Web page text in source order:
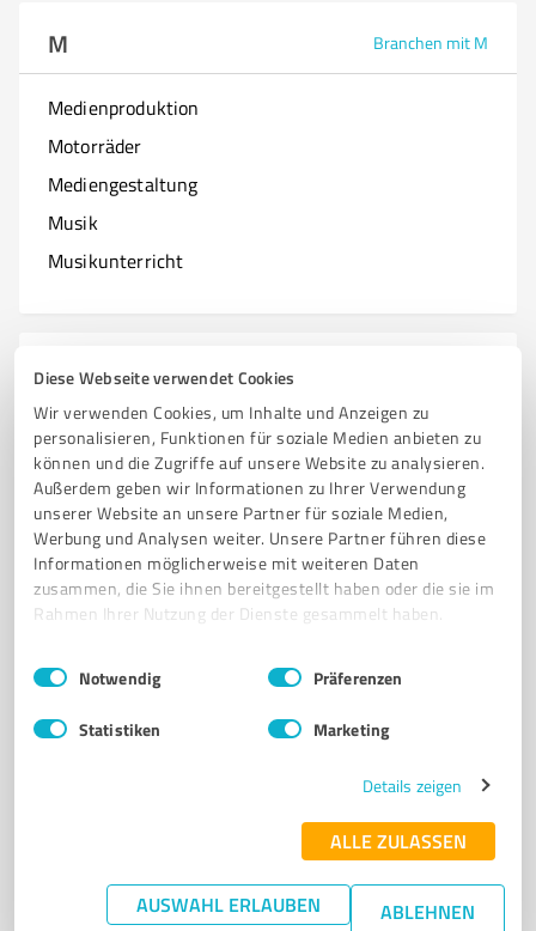
Diese Webseite verwendet Cookies
Wir verwenden Cookies, um Inhalte und Anzeigen zu
personalisieren, Funktionen für soziale Medien anbieten zu
können und die Zugriffe auf unsere Website zu analysieren.
Außerdem geben wir Informationen zu Ihrer Verwendung
unserer Website an unsere Partner für soziale Medien,
Werbung und Analysen weiter. Unsere Partner führen diese
Informationen möglicherweise mit weiteren Daten
zusammen, die Sie ihnen bereitgestellt haben oder die sie im
Rahmen Ihrer Nutzung der Dienste gesammelt haben.
Impressum Datenschutzbestimmungen
Einwilligungsauswahl
Notwendig Präferenzen
Statistiken Marketing
Details zeigen
ALLE ZULASSEN
AUSWAHL ERLAUBEN ABLEHNEN
M Branchen mit M
Medienproduktion
Motorräder
Mediengestaltung
Musik
Musikunterricht
N
Natur & Umwelt
Nagelstudios
O Branchen mit O
Optiker
Onlineshops
Branchen mit P